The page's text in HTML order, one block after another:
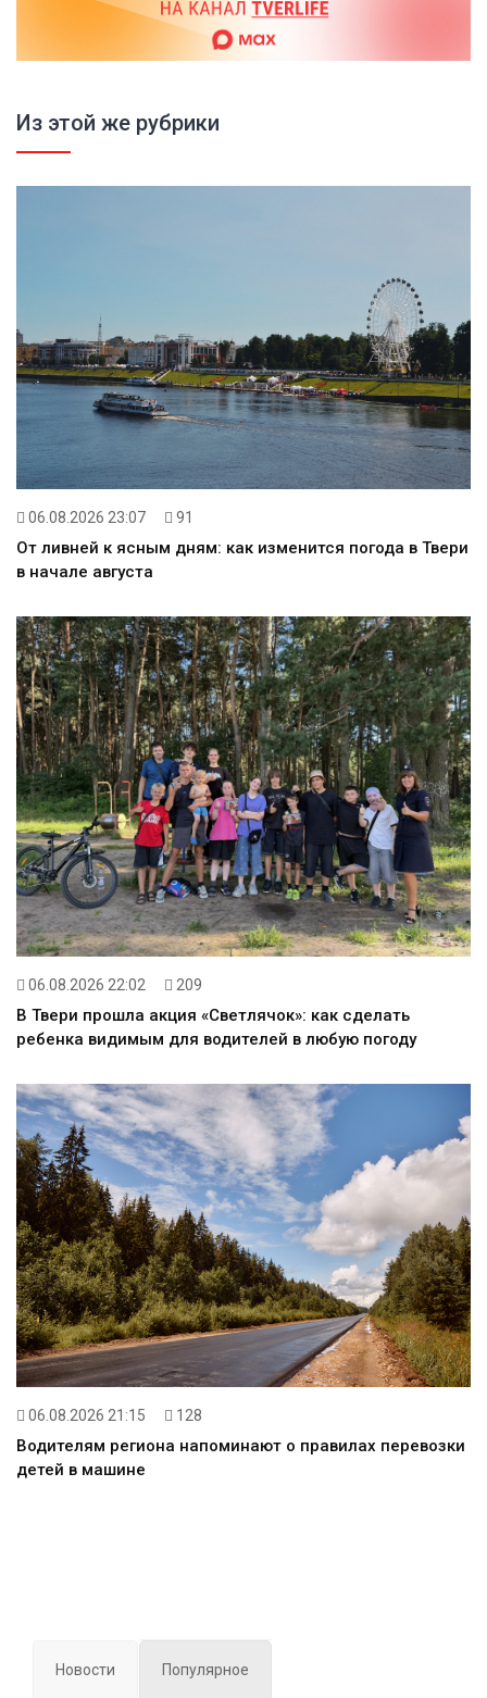
Из этой же рубрики
06.08.2026 23:07 91
От ливней к ясным дням: как изменится погода в Твери
в начале августа
06.08.2026 22:02 209
В Твери прошла акция «Светлячок»: как сделать
ребенка видимым для водителей в любую погоду
06.08.2026 21:15 128
Водителям региона напоминают о правилах перевозки
детей в машине
Новости Популярное